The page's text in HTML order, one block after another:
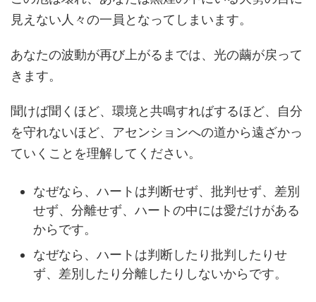
見えない人々の一員となってしまいます。
あなたの波動が再び上がるまでは、光の繭が戻って
きます。
聞けば聞くほど、環境と共鳴すればするほど、自分
を守れないほど、アセンションへの道から遠ざかっ
ていくことを理解してください。
なぜなら、ハートは判断せず、批判せず、差別
せず、分離せず、ハートの中には愛だけがある
からです。
なぜなら、ハートは判断したり批判したりせ
ず、差別したり分離したりしないからです。